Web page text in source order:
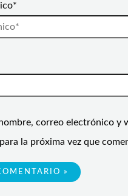
correo electrónico y
la próxima vez que